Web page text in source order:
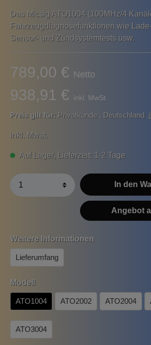
Das Micsig ATO1004 (100MHz/4
Fahrzeugdiagnosefunktionen wie
Sensor- und Zündsystemtests usw.
789,00 € Netto
938,91 € inkl. MwSt.
Preis gilt für: Privatkunde, Deutschland
inkl. Mwst.
Auf Lager, Lieferzeit: 1-2 Tage
In den
Angebot
Weitere Informationen
Lieferumfang
Modell
ATO1004 ATO2002 ATO2004
ATO3004